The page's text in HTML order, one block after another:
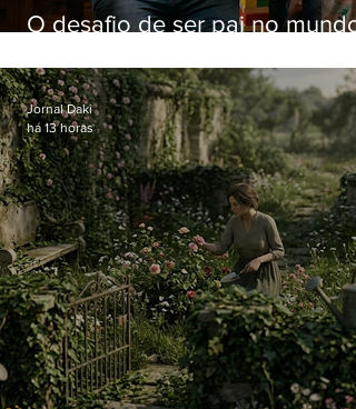
O desafio de ser pai no mundo
Jornal Daki
há 13 horas